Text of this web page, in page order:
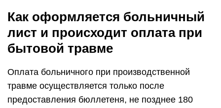
Как оформляется больничный
лист и происходит оплата при
бытовой травме
Оплата больничного при производственной
травме осуществляется только после
предоставления бюллетеня, не позднее 180